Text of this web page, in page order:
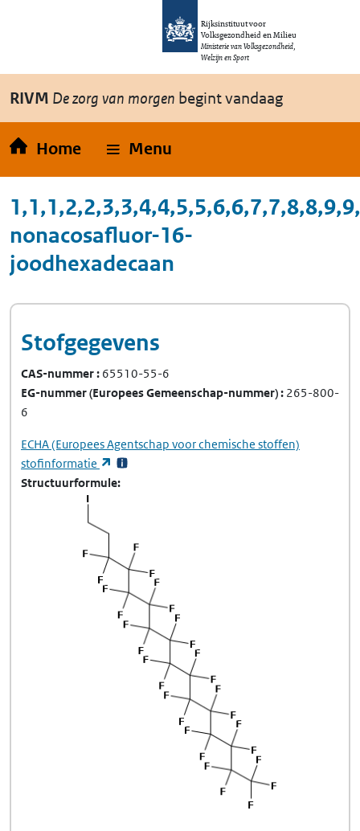
Overslaan en naar de inhoud gaan
Rijksinstituut voor
Volksgezondheid en Milieu
Ministerie van Volksgezondheid,
Welzijn en Sport
RIVM De zorg van morgen begint vandaag
Home Menu
nonacosafluor-16-
joodhexadecaan
Stofgegevens
CAS-nummer 65510-55-6
EG-nummer(Europees Gemeenschap-nummer) 265-800-
6
ECHA(Europees Agentschap voor chemische stoffen)
stofinformatie
(opent in een nieuw tabblad)
Structuurformule